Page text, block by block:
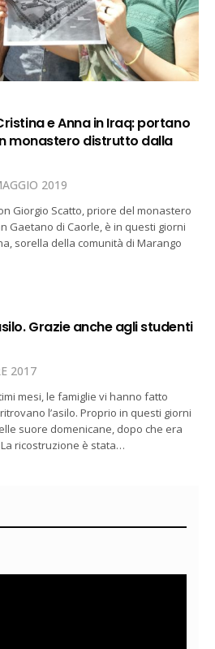
e Anna in Iraq: portano
monastero distrutto dalla
2019
Giorgio Scatto, priore del monastero
Gaetano di Caorle, è in questi giorni
sorella della comunità di Marango
Grazie anche agli studenti
2017
mesi, le famiglie vi hanno fatto
l’asilo. Proprio in questi giorni
suore domenicane, dopo che era
ricostruzione è stata…